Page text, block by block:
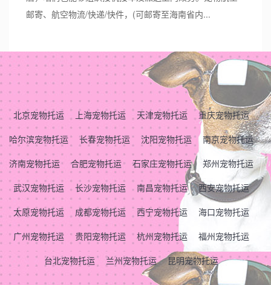
邮寄、航空物流/快递/快件，(可邮寄至海南省内...
北京宠物托运 上海宠物托运 天津宠物托运
重庆宠物托运
哈尔滨宠物托运
长春宠物托运 沈阳宠物托运
南京宠物托运
济南宠物托运
合肥宠物托运 石家庄宠物托运
郑州宠物托运
武汉宠物托运
长沙宠物托运 南昌宠物托运
西安宠物托运
太原宠物托运
成都宠物托运 西宁宠物托运
海口宠物托运
广州宠物托运
贵阳宠物托运 杭州宠物托运
福州宠物托运
台北宠物托运
兰州宠物托运 昆明宠物托运